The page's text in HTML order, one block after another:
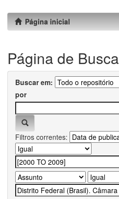
Página inicial
Página de Busca
Buscar em:
por
Filtros correntes: